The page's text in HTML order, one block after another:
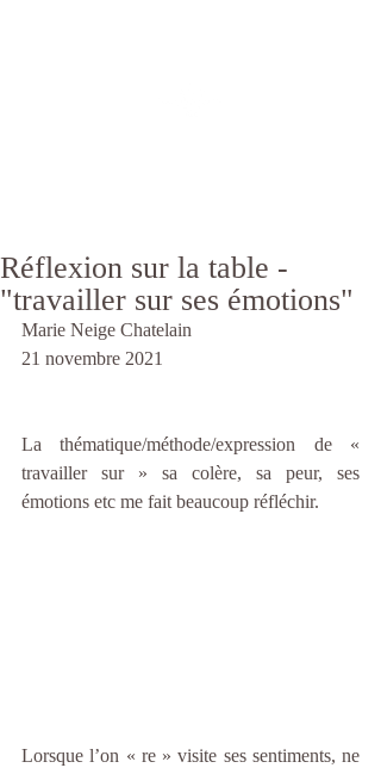
Réflexion sur la table -
"travailler sur ses émotions"
Marie Neige Chatelain
21 novembre 2021
La thématique/méthode/expression de «
travailler sur » sa colère, sa peur, ses
émotions etc me fait beaucoup réfléchir.
Lorsque l’on « re » visite ses sentiments, ne